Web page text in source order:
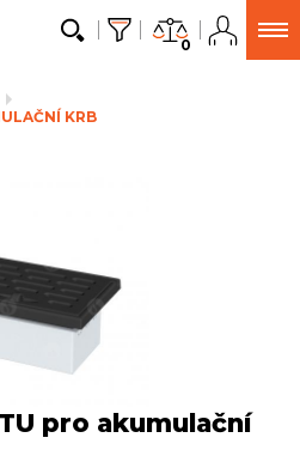
0
KRB
pro akumulační